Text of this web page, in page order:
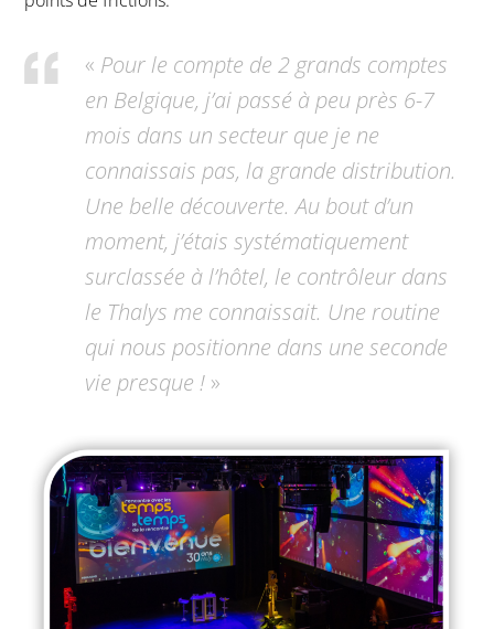
« Pour le compte de 2 grands comptes
en Belgique, j’ai passé à peu près 6-7
mois dans un secteur que je ne
connaissais pas, la grande distribution.
Une belle découverte. Au bout d’un
moment, j’étais systématiquement
surclassée à l’hôtel, le contrôleur dans
le Thalys me connaissait. Une routine
qui nous positionne dans une seconde
vie presque ! »